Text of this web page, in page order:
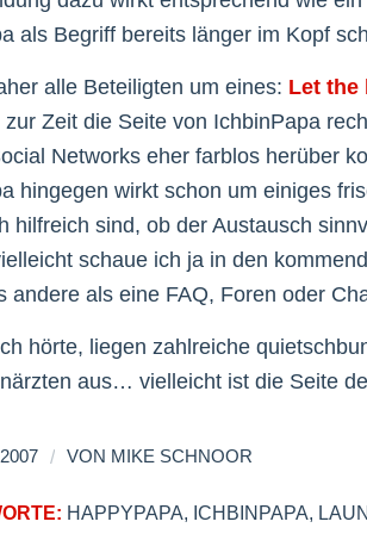
als Begriff bereits länger im Kopf
alle Beteiligten um eines: Let the
zur Zeit die Seite von IchbinPapa
Networks eher farblos herüber
hingegen wirkt schon um einiges
hilfreich sind, ob der Austausch
schaue ich ja in den
andere als eine FAQ, Foren oder
hörte, liegen zahlreiche
aus… vielleicht ist die Seite
/ VON MIKE SCHNOOR
HAPPYPAPA, ICHBINPAPA,